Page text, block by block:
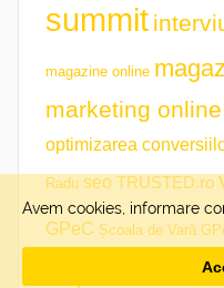
summit
magazine online
marketing online
optimizarea
Radu seo TRUSTED.ro
GPeC Școala de Vară